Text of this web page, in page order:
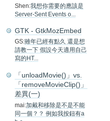
Shen:我想你需要的應該是
Server-Sent Events o...
GTK - GtkMozEmbed
GS:雖年已經有點久 還是想
請教一下 假設今天適用自己
寫的HT...
「unloadMovie()」vs.
「removeMovieClip()」
差異(一)
mai:加戴和移除是不是不能
同一個？？ 例如我按鈕有a